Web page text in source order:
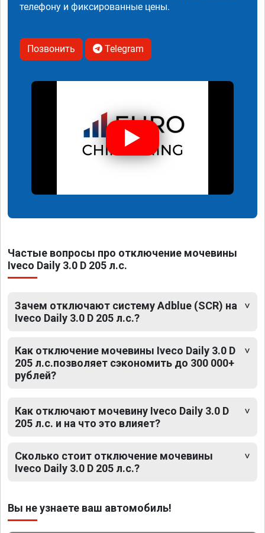
телефону и фиксированные цены.
Позвонить Telegram
Частые вопросы про отключение мочевины
Iveco Daily 3.0 D 205 л.с.
Зачем отключают систему Adblue (SCR) на
Iveco Daily 3.0 D 205 л.с.?
Как отключение мочевины Iveco Daily 3.0 D
205 л.с.позволяет сэкономить до 300 000+
рублей?
Как отключают мочевину Iveco Daily 3.0 D
205 л.с. и на что это влияет?
Сколько стоит отключение мочевины
Iveco Daily 3.0 D 205 л.с.?
Вы не узнаете ваш автомобиль!